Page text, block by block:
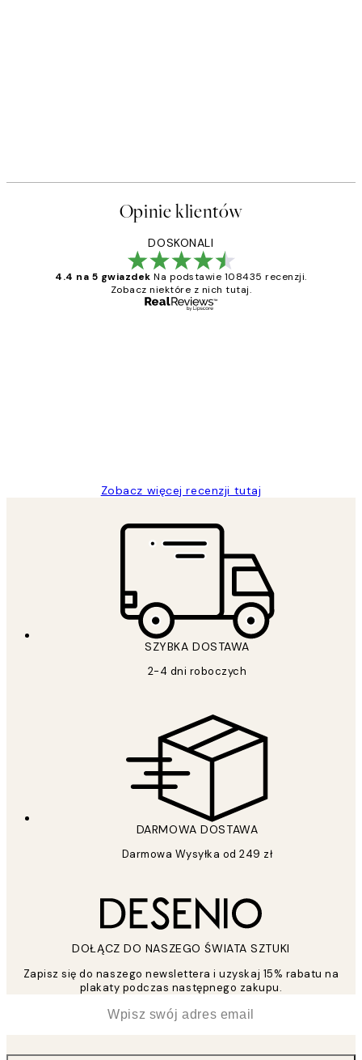
Opinie klientów
DOSKONALI
4.4 na 5 gwiazdek Na podstawie 108435 recenzji.
Zobacz niektóre z nich tutaj.
Zobacz więcej recenzji tutaj
SZYBKA DOSTAWA
2-4 dni roboczych
DARMOWA DOSTAWA
Darmowa Wysyłka od 249 zł
DOŁĄCZ DO NASZEGO ŚWIATA SZTUKI
Zapisz się do naszego newslettera i uzyskaj 15% rabatu na
plakaty podczas następnego zakupu.